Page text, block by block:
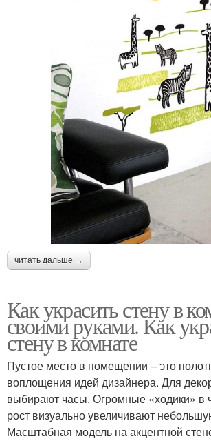
читать дальше →
Как украсить стену в
своими руками. Как
стену в комнате
Пустое место в помещении – это
воплощения идей дизайнера. Для
выбирают часы. Огромные «ходики» в
рост визуально увеличивают
Масштабная модель на акцентной